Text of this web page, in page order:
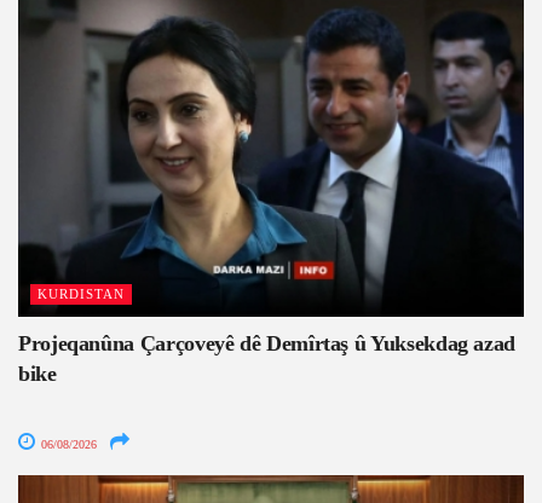
KURDISTAN
Projeqanûna Çarçoveyê dê Demîrtaş û Yuksekdag azad
bike
06/08/2026